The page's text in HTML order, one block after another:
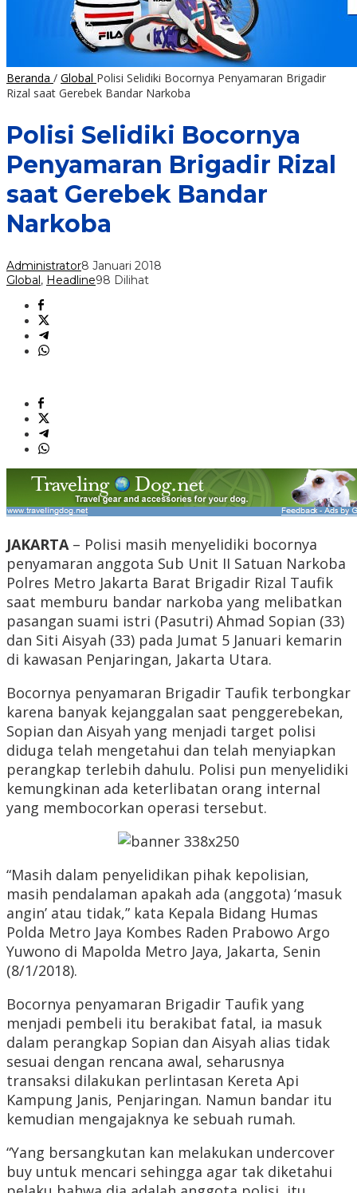
Beranda / Global Polisi Selidiki Bocornya Penyamaran Brigadir
Rizal saat Gerebek Bandar Narkoba
Polisi Selidiki Bocornya
Penyamaran Brigadir Rizal
saat Gerebek Bandar
Narkoba
Administrator8 Januari 2018
Global, Headline98 Dilihat
JAKARTA– Polisi masih menyelidiki bocornya
penyamaran anggota Sub Unit II Satuan Narkoba
Polres Metro Jakarta Barat Brigadir Rizal Taufik
saat memburu bandar narkoba yang melibatkan
pasangan suami istri (Pasutri) Ahmad Sopian (33)
dan Siti Aisyah (33) pada Jumat 5 Januari kemarin
di kawasan Penjaringan, Jakarta Utara.
Bocornya penyamaran Brigadir Taufik terbongkar
karena banyak kejanggalan saat penggerebekan,
Sopian dan Aisyah yang menjadi target polisi
diduga telah mengetahui dan telah menyiapkan
perangkap terlebih dahulu. Polisi pun menyelidiki
kemungkinan ada keterlibatan orang internal
yang membocorkan operasi tersebut.
“Masih dalam penyelidikan pihak kepolisian,
masih pendalaman apakah ada (anggota) ‘masuk
angin’ atau tidak,” kata Kepala Bidang Humas
Polda Metro Jaya Kombes Raden Prabowo Argo
Yuwono di Mapolda Metro Jaya, Jakarta, Senin
(8/1/2018).
Bocornya penyamaran Brigadir Taufik yang
menjadi pembeli itu berakibat fatal, ia masuk
dalam perangkap Sopian dan Aisyah alias tidak
sesuai dengan rencana awal, seharusnya
transaksi dilakukan perlintasan Kereta Api
Kampung Janis, Penjaringan. Namun bandar itu
kemudian mengajaknya ke sebuah rumah.
“Yang bersangkutan kan melakukan undercover
buy untuk mencari sehingga agar tak diketahui